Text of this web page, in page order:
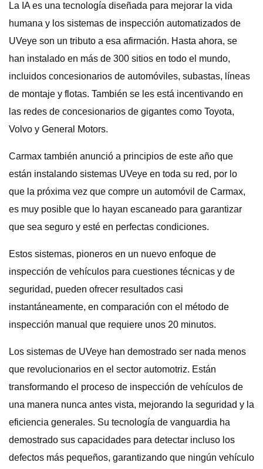
La IA es una tecnología diseñada para mejorar la vida
humana y los sistemas de inspección automatizados de
UVeye son un tributo a esa afirmación. Hasta ahora, se
han instalado en más de 300 sitios en todo el mundo,
incluidos concesionarios de automóviles, subastas, líneas
de montaje y flotas. También se les está incentivando en
las redes de concesionarios de gigantes como Toyota,
Volvo y General Motors.
Carmax también anunció a principios de este año que
están instalando sistemas UVeye en toda su red, por lo
que la próxima vez que compre un automóvil de Carmax,
es muy posible que lo hayan escaneado para garantizar
que sea seguro y esté en perfectas condiciones.
Estos sistemas, pioneros en un nuevo enfoque de
inspección de vehículos para cuestiones técnicas y de
seguridad, pueden ofrecer resultados casi
instantáneamente, en comparación con el método de
inspección manual que requiere unos 20 minutos.
Los sistemas de UVeye han demostrado ser nada menos
que revolucionarios en el sector automotriz. Están
transformando el proceso de inspección de vehículos de
una manera nunca antes vista, mejorando la seguridad y la
eficiencia generales. Su tecnología de vanguardia ha
demostrado sus capacidades para detectar incluso los
defectos más pequeños, garantizando que ningún vehículo